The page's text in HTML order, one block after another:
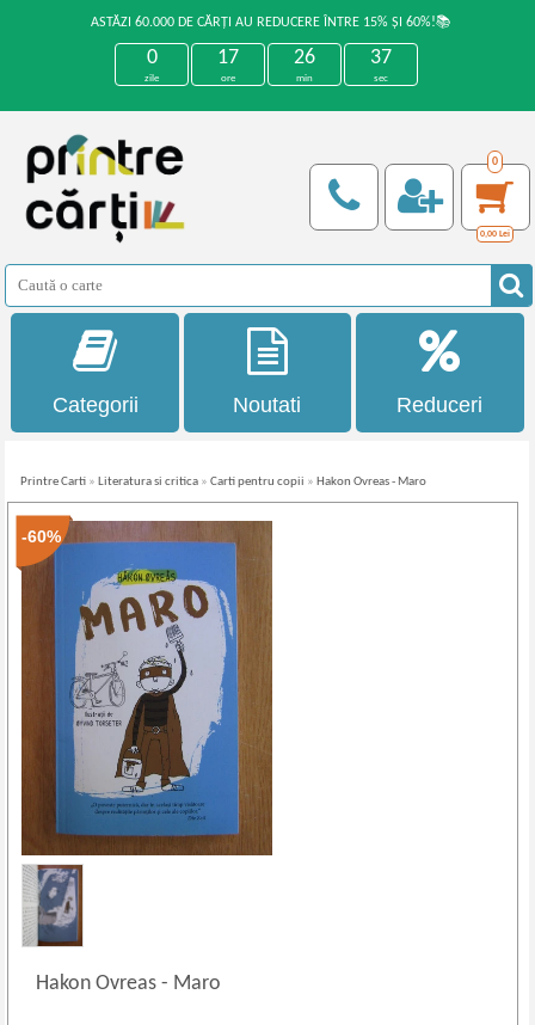
ASTĂZI 60.000 DE CĂRȚI AU REDUCERE ÎNTRE 15% ȘI 60%!📚
0
zile
17
ore
26
min
37
sec
0
0,00 Lei
Categorii Noutati Reduceri
Printre Carti » Literatura si critica »Carti pentru copii » Hakon Ovreas - Maro
-60%
Hakon Ovreas- Maro